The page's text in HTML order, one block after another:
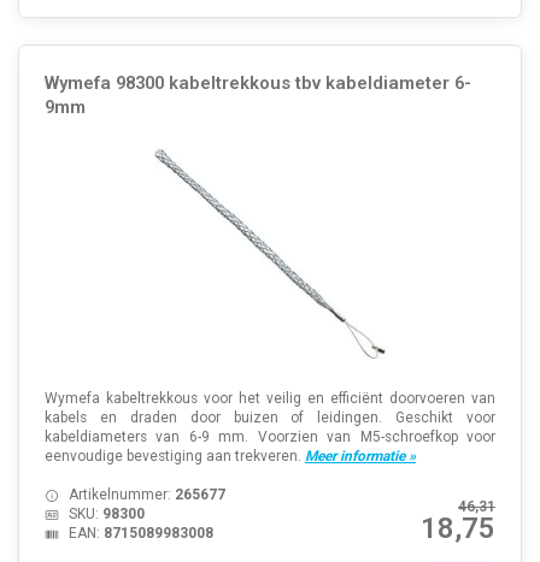
Wymefa 98300 kabeltrekkous tbv kabeldiameter 6-
9mm
Wymefa kabeltrekkous voor het veilig en efficiënt doorvoeren van
kabels en draden door buizen of leidingen. Geschikt voor
kabeldiameters van 6-9 mm. Voorzien van M5-schroefkop voor
eenvoudige bevestiging aan trekveren. Meer informatie »
46,31
18,75
Artikelnummer: 265677
SKU: 98300
EAN: 8715089983008